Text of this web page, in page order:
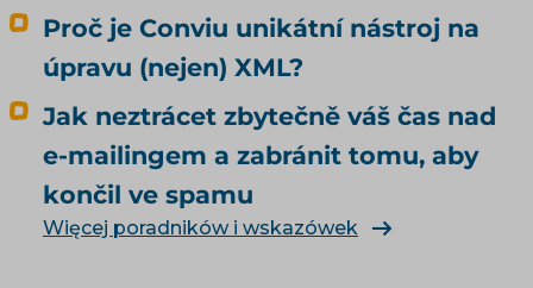
Proč je Conviu unikátní nástroj na
úpravu (nejen) XML?
Jak neztrácet zbytečně váš čas nad
e-mailingem a zabránit tomu, aby
končil ve spamu
Więcej poradników i wskazówek